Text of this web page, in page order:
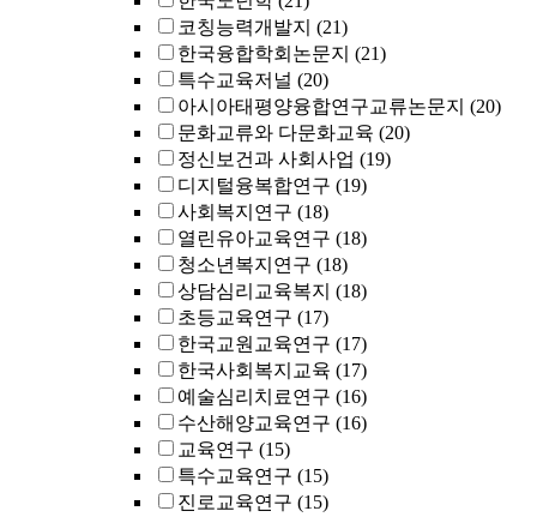
코칭능력개발지 (21)
한국융합학회논문지 (21)
특수교육저널 (20)
아시아태평양융합연구교류논문지 (20)
문화교류와 다문화교육 (20)
정신보건과 사회사업 (19)
디지털융복합연구 (19)
사회복지연구 (18)
열린유아교육연구 (18)
청소년복지연구 (18)
상담심리교육복지 (18)
초등교육연구 (17)
한국교원교육연구 (17)
한국사회복지교육 (17)
예술심리치료연구 (16)
수산해양교육연구 (16)
교육연구 (15)
특수교육연구 (15)
진로교육연구 (15)